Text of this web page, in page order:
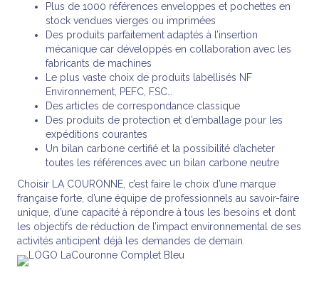
Plus de 1000 références enveloppes et pochettes en
stock vendues vierges ou imprimées
Des produits parfaitement adaptés à l’insertion
mécanique car développés en collaboration avec les
fabricants de machines
Le plus vaste choix de produits labellisés NF
Environnement, PEFC, FSC…
Des articles de correspondance classique
Des produits de protection et d’emballage pour les
expéditions courantes
Un bilan carbone certifié et la possibilité d’acheter
toutes les références avec un bilan carbone neutre
Choisir LA COURONNE, c’est faire le choix d’une marque
française forte, d’une équipe de professionnels au savoir-faire
unique, d’une capacité à répondre à tous les besoins et dont
les objectifs de réduction de l’impact environnemental de ses
activités anticipent déjà les demandes de demain.